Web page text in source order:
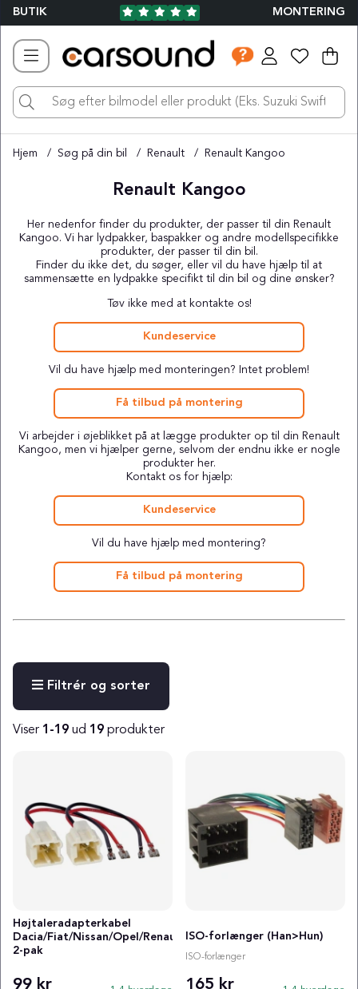
BUTIK MONTERING
.
Hjem Søg på din bil Renault Renault Kangoo
Renault Kangoo
Her nedenfor finder du produkter, der passer til din Renault
Kangoo. Vi har lydpakker, baspakker og andre modellspecifikke
produkter, der passer til din bil.
Finder du ikke det, du søger, eller vil du have hjælp til at
sammensætte en lydpakke specifikt til din bil og dine ønsker?
Tøv ikke med at kontakte os!
Kundeservice
Vil du have hjælp med monteringen? Intet problem!
Få tilbud på montering
Vi arbejder i øjeblikket på at lægge produkter op til din Renault
Kangoo, men vi hjælper gerne, selvom der endnu ikke er nogle
produkter her.
Kontakt os for hjælp:
Kundeservice
Vil du have hjælp med montering?
Få tilbud på montering
Filtrér og sorter
Viser 1-19 ud 19 produkter
Højtaleradapterkabel
Dacia/Fiat/Nissan/Opel/Renault,
2-pak
99 kr
ISO-forlænger (Han>Hun)
ISO-forlænger
165 kr